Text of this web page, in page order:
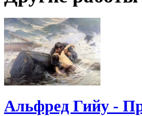
Альфред Гийу -